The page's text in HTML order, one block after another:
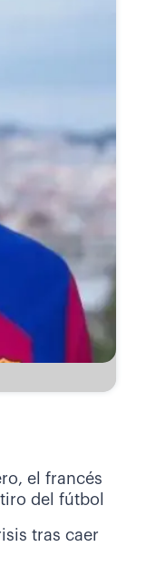
el francés
del fútbol
tras caer